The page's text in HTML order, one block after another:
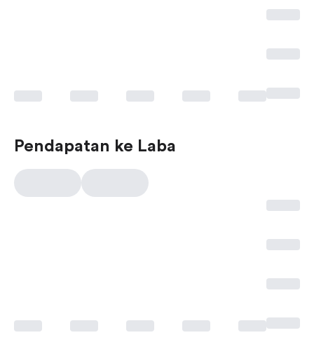
Pendapatan ke Laba